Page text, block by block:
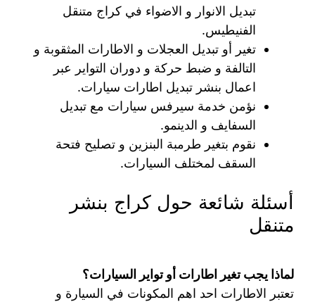
تبديل الانوار و الاضواء في كراج متنقل
الفنيطيس.
تغير أو تبديل العجلات و الاطارات المثقوبة و
التالفة و ضبط حركة و دوران التواير عبر
اعمال بنشر تبديل اطارات سيارات.
نؤمن خدمة سيرفس سيارات مع تبديل
السفايف و الدينمو.
نقوم بتغير طرمبة البنزين و تصليح فتحة
السقف لمختلف السيارات.
أسئلة شائعة حول كراج بنشر
متنقل
لماذا يجب تغير اطارات أو تواير السيارات؟
تعتبر الاطارات احد اهم المكونات في السيارة و